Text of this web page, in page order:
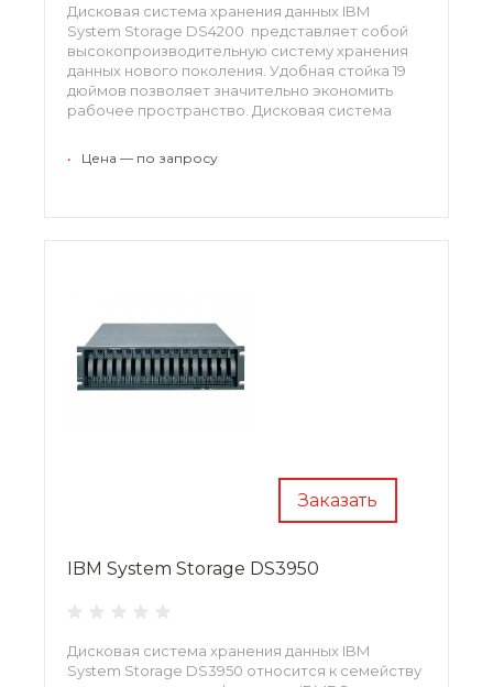
Дисковая система хранения данных IBM
System Storage DS4200 представляет собой
высокопроизводительную систему хранения
данных нового поколения. Удобная стойка 19
дюймов позволяет значительно экономить
рабочее пространство. Дисковая система
информацию со скоростью до 4 Гбит\с.
• Цена — по запросу
Заказать
IBM System Storage DS3950
Дисковая система хранения данных IBM
System Storage DS3950 относится к семейству